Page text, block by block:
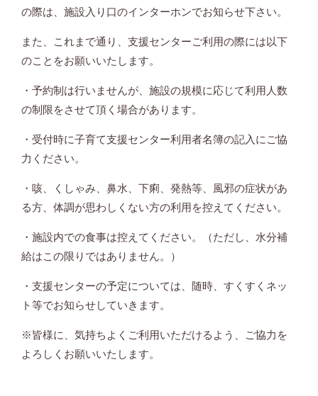
の際は、施設入り口のインターホンでお知らせ下さい。
また、これまで通り、支援センターご利用の際には以下
のことをお願いいたします。
・予約制は行いませんが、施設の規模に応じて利用人数
の制限をさせて頂く場合があります。
・受付時に子育て支援センター利用者名簿の記入にご協
力ください。
・咳、くしゃみ、鼻水、下痢、発熱等、風邪の症状があ
る方、体調が思わしくない方の利用を控えてください。
・施設内での食事は控えてください。（ただし、水分補
給はこの限りではありません。）
・支援センターの予定については、随時、すくすくネッ
ト等でお知らせしていきます。
※皆様に、気持ちよくご利用いただけるよう、ご協力を
よろしくお願いいたします。